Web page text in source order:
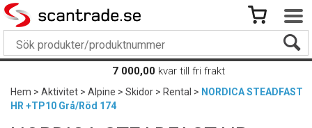
7 000,00 kvar till fri frakt
Hem>Aktivitet>Alpine>Skidor>Rental > NORDICA STEADFAST
HR +TP10 Grå/Röd 174